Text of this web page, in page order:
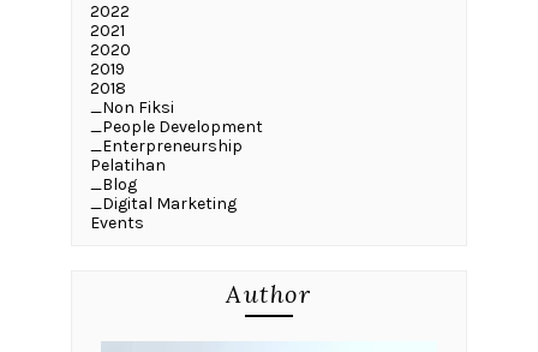
2022
2021
2020
2019
2018
_Non Fiksi
_People Development
_Enterpreneurship
Pelatihan
_Blog
_Digital Marketing
Events
Author